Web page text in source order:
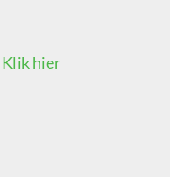
Klik hier